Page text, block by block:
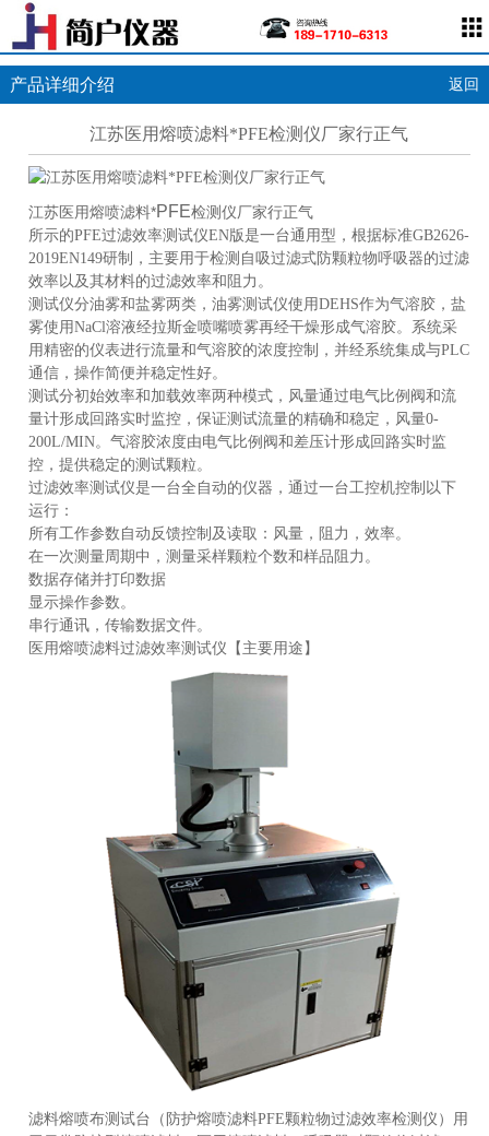
产品详细介绍 返回
江苏医用熔喷滤料*PFE检测仪厂家行正气
江苏医用熔喷滤料*PFE检测仪厂家行正气
所示的PFE过滤效率测试仪EN版是一台通用型，根据标准GB2626-
2019EN149研制，主要用于检测自吸过滤式防颗粒物呼吸器的过滤
效率以及其材料的过滤效率和阻力。
测试仪分油雾和盐雾两类，油雾测试仪使用DEHS作为气溶胶，盐
雾使用NaCl溶液经拉斯金喷嘴喷雾再经干燥形成气溶胶。系统采
用精密的仪表进行流量和气溶胶的浓度控制，并经系统集成与PLC
通信，操作简便并稳定性好。
测试分初始效率和加载效率两种模式，风量通过电气比例阀和流
量计形成回路实时监控，保证测试流量的精确和稳定，风量0-
200L/MIN。气溶胶浓度由电气比例阀和差压计形成回路实时监
控，提供稳定的测试颗粒。
过滤效率测试仪是一台全自动的仪器，通过一台工控机控制以下
运行：
所有工作参数自动反馈控制及读取：风量，阻力，效率。
在一次测量周期中，测量采样颗粒个数和样品阻力。
数据存储并打印数据
显示操作参数。
串行通讯，传输数据文件。
医用熔喷滤料过滤效率测试仪【主要用途】
滤料熔喷布测试台（防护熔喷滤料PFE颗粒物过滤效率检测仪）用